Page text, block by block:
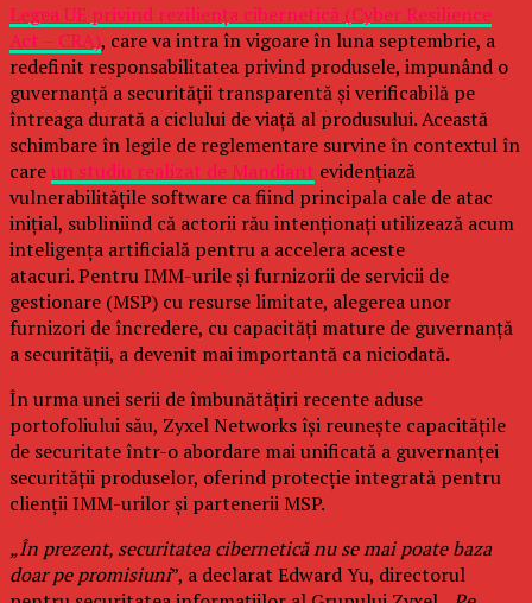
Legea UE privind reziliența cibernetică (Cyber Resilience
Act – CRA), care va intra în vigoare în luna septembrie, a
redefinit responsabilitatea privind produsele, impunând o
guvernanță a securității transparentă și verificabilă pe
întreaga durată a ciclului de viață al produsului. Această
schimbare în legile de reglementare survine în contextul în
careun studiu realizat de Mandiant evidențiază
vulnerabilitățile software ca fiind principala cale de atac
inițial, subliniind că actorii rău intenționați utilizează acum
inteligența artificială pentru a accelera aceste
atacuri. Pentru IMM-urile și furnizorii de servicii de
gestionare (MSP) cu resurse limitate, alegerea unor
furnizori de încredere, cu capacități mature de guvernanță
a securității, a devenit mai importantă ca niciodată.
În urma unei serii de îmbunătățiri recente aduse
portofoliului său, Zyxel Networks își reunește capacitățile
de securitate într-o abordare mai unificată a guvernanței
securității produselor, oferind protecție integrată pentru
clienții IMM-urilor și partenerii MSP.
„În prezent, securitatea cibernetică nu se mai poate baza
doar pe promisiuni”, a declarat Edward Yu, directorul